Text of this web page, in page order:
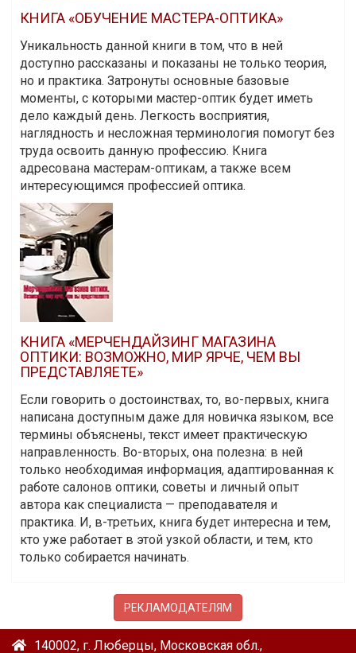
КНИГА «ОБУЧЕНИЕ МАСТЕРА-ОПТИКА»
Уникальность данной книги в том, что в ней
доступно рассказаны и показаны не только теория,
но и практика. Затронуты основные базовые
моменты, с которыми мастер-оптик будет иметь
дело каждый день. Легкость восприятия,
наглядность и несложная терминология помогут без
труда освоить данную профессию. Книга
адресована мастерам-оптикам, а также всем
интересующимся профессией оптика.
КНИГА «МЕРЧЕНДАЙЗИНГ МАГАЗИНА
ОПТИКИ: ВОЗМОЖНО, МИР ЯРЧЕ, ЧЕМ ВЫ
ПРЕДСТАВЛЯЕТЕ»
Если говорить о достоинствах, то, во-первых, книга
написана доступным даже для новичка языком, все
термины объяснены, текст имеет практическую
направленность. Во-вторых, она полезна: в ней
только необходимая информация, адаптированная к
работе салонов оптики, советы и личный опыт
автора как специалиста — преподавателя и
практика. И, в-третьих, книга будет интересна и тем,
кто уже работает в этой узкой области, и тем, кто
только собирается начинать.
РЕКЛАМОДАТЕЛЯМ
140002, г. Люберцы, Московская обл.,